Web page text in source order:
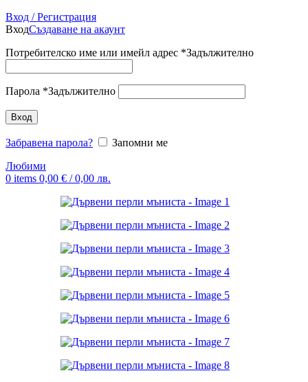
Вход / Регистрация
ВходСъздаване на акаунт
Потребителско име или имейл адрес *Задължително
Парола *Задължително
Вход
Забравена парола?
Запомни ме
Любими
0 items 0,00 € / 0,00 лв.